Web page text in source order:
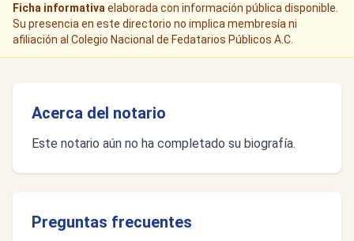
Ficha informativa elaborada con información pública disponible.
Su presencia en este directorio no implica membresía ni
afiliación al Colegio Nacional de Fedatarios Públicos A.C.
Acerca del notario
Este notario aún no ha completado su biografía.
Preguntas frecuentes